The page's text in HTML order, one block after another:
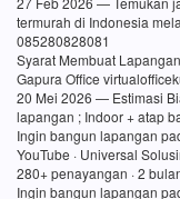
termurah di Indonesia
085280828081
Syarat Membuat
Gapura Office
20 Mei 2026 — Estimasi
lapangan ; Indoor + atap
Ingin bangun lapangan
YouTube · Universal
280+ penayangan · 2
Ingin bangun lapangan